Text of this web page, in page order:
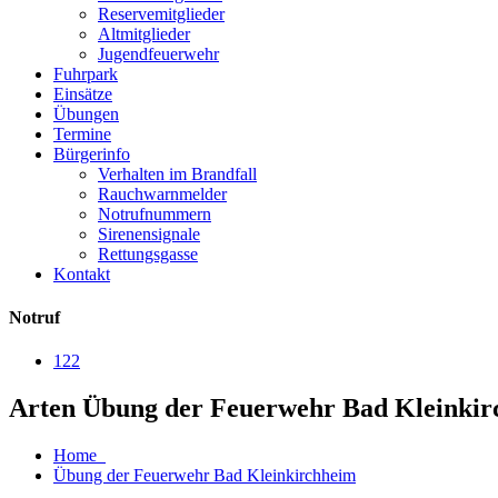
Reservemitglieder
Altmitglieder
Jugendfeuerwehr
Fuhrpark
Einsätze
Übungen
Termine
Bürgerinfo
Verhalten im Brandfall
Rauchwarnmelder
Notrufnummern
Sirenensignale
Rettungsgasse
Kontakt
Notruf
122
Arten Übung der Feuerwehr Bad
Home
Übung der Feuerwehr Bad Kleinkirchheim